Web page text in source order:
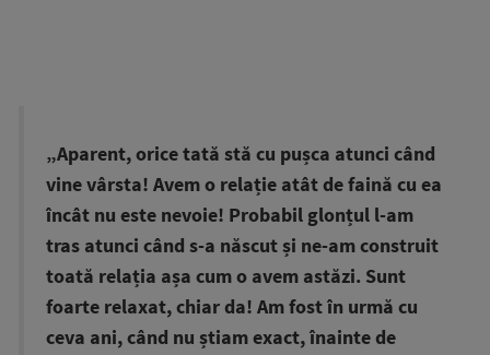
„Aparent, orice tată stă cu pușca atunci când
vine vârsta! Avem o relație atât de faină cu ea
încât nu este nevoie! Probabil glonțul l-am
tras atunci când s-a născut și ne-am construit
toată relația așa cum o avem astăzi. Sunt
foarte relaxat, chiar da! Am fost în urmă cu
ceva ani, când nu știam exact, înainte de